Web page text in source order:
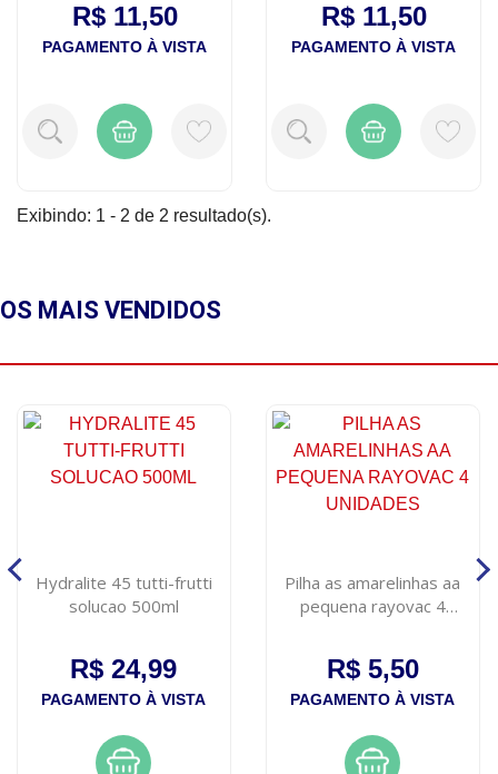
R$ 11,50
PAGAMENTO À VISTA
R$ 11,50
PAGAMENTO À VISTA
Exibindo: 1 - 2 de 2 resultado(s).
OS MAIS VENDIDOS
Hydralite 45 tutti-frutti
solucao 500ml
R$ 24,99
PAGAMENTO À VISTA
Pilha as amarelinhas aa
pequena rayovac 4
R$ 5,50
PAGAMENTO À VISTA